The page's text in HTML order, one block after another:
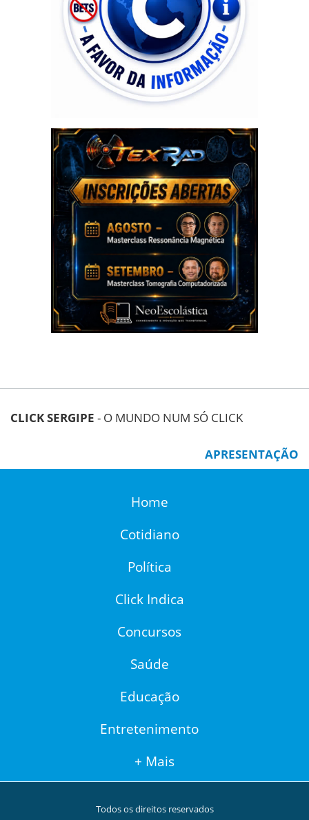
CLICK SERGIPE - O MUNDO NUM SÓ CLICK
APRESENTAÇÃO
Home
Cotidiano
Política
Click Indica
Concursos
Saúde
Educação
Entretenimento
+ Mais
Todos os direitos reservados